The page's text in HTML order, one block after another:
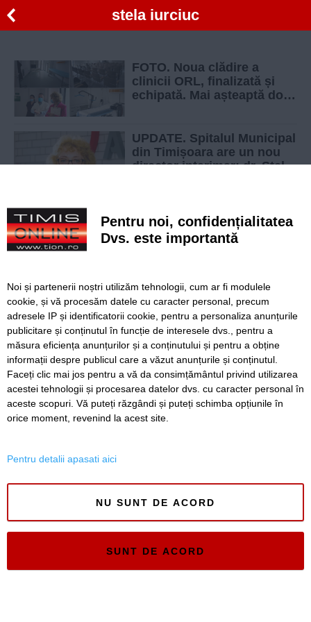
stela iurciuc
FOTO. Noua clădire a
clinicii ORL, finalizată și
echipată. Mai așteaptă doar
UPDATE. Spitalul Municipal
din Timișoara are un nou
director interimar: dr. Stela
SERVICII
Folosinta Cookie-urilor
Politica de confidentialitate
Regulament postare și moderare comentarii
Timiș Online
ISSN 3008-2323
Pentru noi, confidențialitatea
Dvs. este importantă
Noi și partenerii noștri utilizăm tehnologii, cum ar fi modulele
cookie, și vă procesăm datele cu caracter personal, precum
adresele IP și identificatorii cookie, pentru a personaliza anunțurile
publicitare și conținutul în funcție de interesele dvs., pentru a
măsura eficiența anunțurilor și a conținutului și pentru a obține
informații despre publicul care a văzut anunțurile și conținutul.
Faceți clic mai jos pentru a vă da consimțământul privind utilizarea
acestei tehnologii și procesarea datelor dvs. cu caracter personal în
aceste scopuri. Vă puteți răzgândi și puteți schimba opțiunile în
orice moment, revenind la acest site.
Pentru detalii apasati aici
NU SUNT DE ACORD
SUNT DE ACORD